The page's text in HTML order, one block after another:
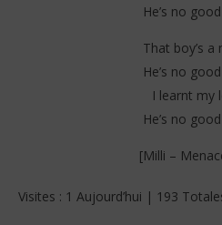
He’s no
That boy’s a
He’s no
I learnt my
He’s no
[Milli –
Visites : 1 Aujourd’hui | 193